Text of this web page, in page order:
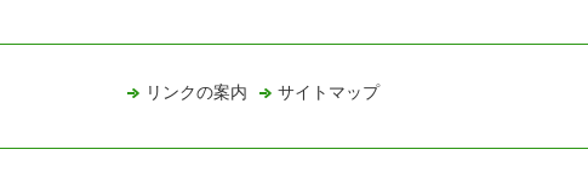
リンクの案内 サイトマップ